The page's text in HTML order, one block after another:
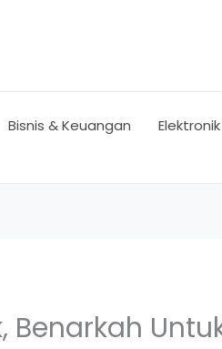
Bisnis & Keuangan Elektronik